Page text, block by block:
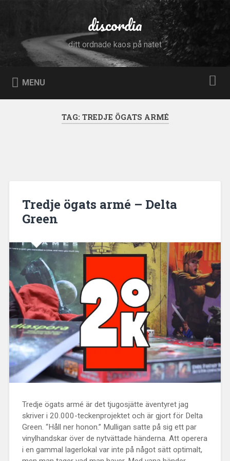
discordia
ditt ordnade kaos på nätet
MENU
TAG: TREDJE ÖGATS ARMÉ
Tredje ögats armé – Delta
Green
Tredje ögats armé är det tjugosjätte äventyret jag
skriver i 20.000-teckenprojektet och är gjort för Delta
Green. “Håll ner honon.” Mulligan satte på sig ett par
vinylhandskar över de nytvättade händerna. Att operera
i en gammal lagerlokal var inte på något sätt optimalt,